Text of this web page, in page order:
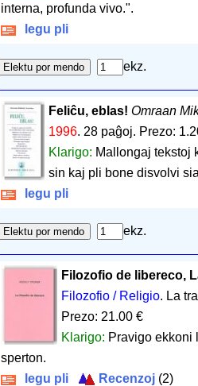
interna, profunda vivo.".
legu pli
ekz.
Feliĉu, eblas! Omraan
1996. 28 paĝoj. Prezo:
Klarigo: Mallongaj tekstoj
sin kaj pli bone disvolvi
legu pli
ekz.
Filozofio de libereco,
Filozofio / Religio. La
Prezo: 21.00 €
Klarigo: Pravigo ekkoni
sperton.
legu pli
Recenzoj (2)